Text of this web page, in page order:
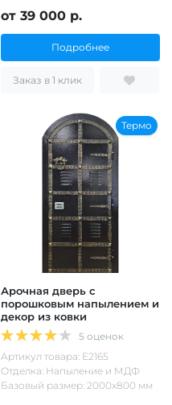
от 39 000 р.
Подробнее
Заказ в 1 клик
Термо
Арочная дверь с
порошковым напылением и
декор из ковки
5 оценок
Артикул товара: Е2165
Отделка: Напыление и МДФ
Базовый размер: 2000х800 мм